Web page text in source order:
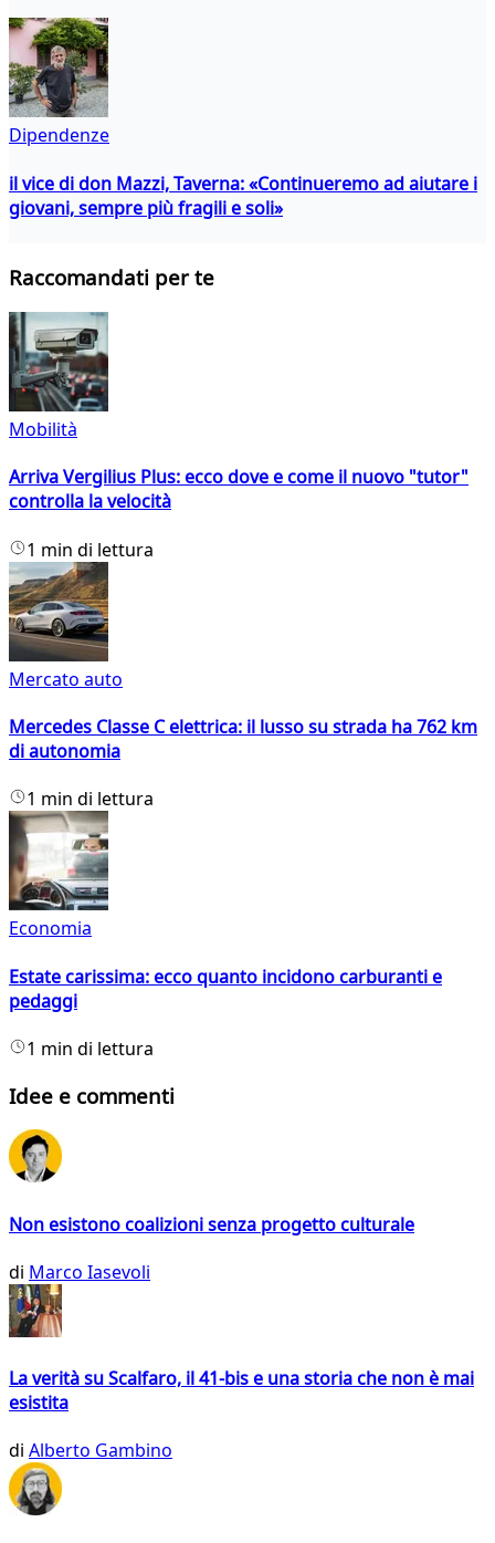
Dipendenze
il vice di don Mazzi, Taverna: «Continueremo ad aiutare i
giovani, sempre più fragili e soli»
Raccomandati per te
Mobilità
Arriva Vergilius Plus: ecco dove e come il nuovo "tutor"
controlla la velocità
1 min di lettura
Mercato auto
Mercedes Classe C elettrica: il lusso su strada ha 762 km
di autonomia
1 min di lettura
Economia
Estate carissima: ecco quanto incidono carburanti e
pedaggi
1 min di lettura
Idee e commenti
Non esistono coalizioni senza progetto culturale
di Marco Iasevoli
La verità su Scalfaro, il 41-bis e una storia che non è mai
esistita
di Alberto Gambino